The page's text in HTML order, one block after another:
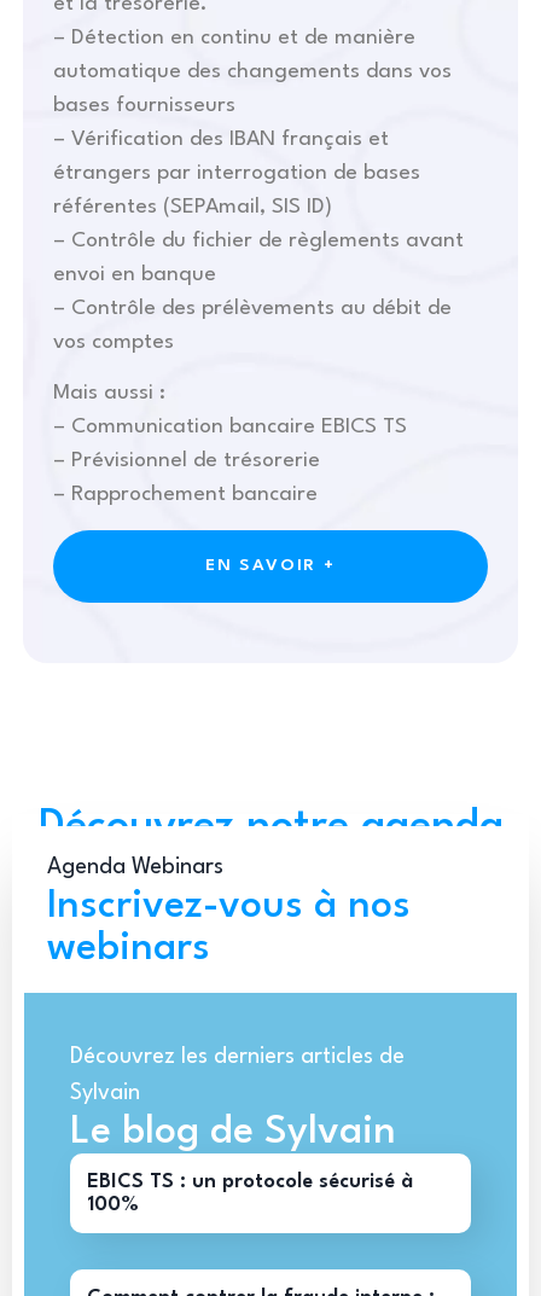
– Détection en continu et de manière
automatique des changements dans vos
bases fournisseurs
– Vérification des IBAN français et
étrangers par interrogation de bases
référentes (SEPAmail, SIS ID)
– Contrôle du fichier de règlements avant
envoi en banque
– Contrôle des prélèvements au débit de
vos comptes
Mais aussi :
– Communication bancaire EBICS TS
– Prévisionnel de trésorerie
– Rapprochement bancaire
EN SAVOIR +
Découvrez notre agenda
Agenda Webinars
Inscrivez-vous à nos
webinars
Découvrez les derniers articles de
Sylvain
Le blog de Sylvain
EBICS TS : un protocole sécurisé à
100%